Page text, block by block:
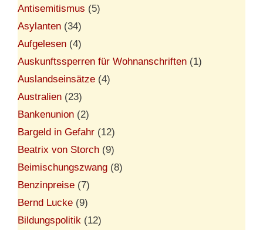
Antisemitismus (5)
Asylanten (34)
Aufgelesen (4)
Auskunftssperren für Wohnanschriften (1)
Auslandseinsätze (4)
Australien (23)
Bankenunion (2)
Bargeld in Gefahr (12)
Beatrix von Storch (9)
Beimischungszwang (8)
Benzinpreise (7)
Bernd Lucke (9)
Bildungspolitik (12)